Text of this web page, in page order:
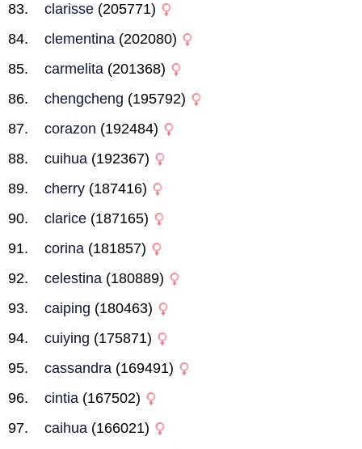
clarisse (205771)
clementina (202080)
carmelita (201368)
chengcheng (195792)
corazon (192484)
cuihua (192367)
cherry (187416)
clarice (187165)
corina (181857)
celestina (180889)
caiping (180463)
cuiying (175871)
cassandra (169491)
cintia (167502)
caihua (166021)